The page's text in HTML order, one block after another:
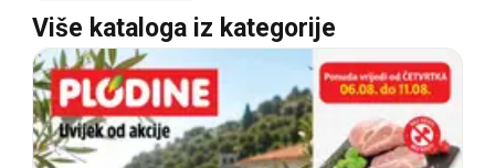
Više kataloga iz kategorije